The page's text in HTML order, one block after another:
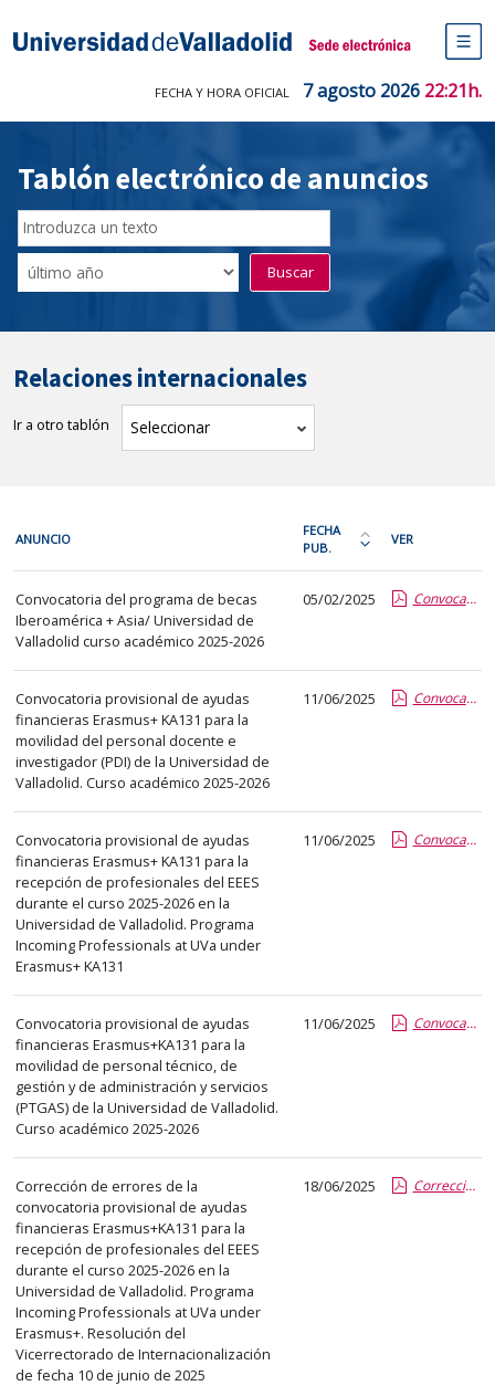
Sede electrónica Universidad de
de
FECHA Y HORA OFICIAL 7 agosto 2026 22:21h.
Tablón electrónico de anuncios
Buscador
del
Tablón
Filtro
de
Buscar
Relaciones internacionales
Ir a otro tablón Seleccionar tablón
cada
fila
de
la
siguiente
tabla
encontrará
los
anuncios
del
tablón
seleccionado
previamente.
En
la
primera
columna
el
título
del
anuncio,
en
la
segunda
columna
la
fecha
de
publicación,
en
la
última
internacionales
ANUNCIO
FECHA
PUB.
Ordena
la
tabla
de
publicación:
antigua
VER
Convocatoria del programa de becas
Iberoamérica + Asia/ Universidad de
Valladolid curso académico 2025-2026
05/02/2025 Convocatoria del programa de becas Iberoamérica + Asia/ Universidad de Valladolid curso académico 2025-2026.pdf
Convocatoria provisional de ayudas
financieras Erasmus+ KA131 para la
movilidad del personal docente e
investigador (PDI) de la Universidad de
Valladolid. Curso académico 2025-2026
11/06/2025 Convocatoria PDI Erasmus+KA131_25-26.pdf.pdf
Convocatoria provisional de ayudas
financieras Erasmus+ KA131 para la
recepción de profesionales del EEES
durante el curso 2025-2026 en la
Universidad de Valladolid. Programa
Incoming Professionals at UVa under
Erasmus+ KA131
11/06/2025 Convocatoria Incoming Professionals 25-26.pdf.pdf
Convocatoria provisional de ayudas
financieras Erasmus+KA131 para la
movilidad de personal técnico, de
gestión y de administración y servicios
(PTGAS) de la Universidad de Valladolid.
Curso académico 2025-2026
11/06/2025 Convocatoria PTGAS Erasmus+KA131_25-26.pdf.pdf
Corrección de errores de la
convocatoria provisional de ayudas
financieras Erasmus+KA131 para la
recepción de profesionales del EEES
durante el curso 2025-2026 en la
Universidad de Valladolid. Programa
Incoming Professionals at UVa under
Erasmus+. Resolución del
Vicerrectorado de Internacionalización
de fecha 10 de junio de 2025
18/06/2025 Corrección errores Convocatoria Incoming Professionals at UVa 25-26.pdf.pdf